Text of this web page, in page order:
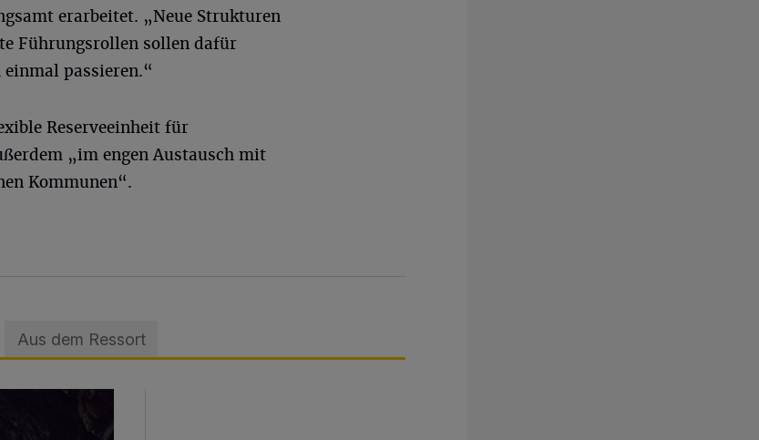
erarbeitet. „Neue Strukturen
Führungsrollen sollen dafür
passieren.“
Reserveeinheit für
„im engen Austausch mit
Kommunen“.
Aus dem Ressort